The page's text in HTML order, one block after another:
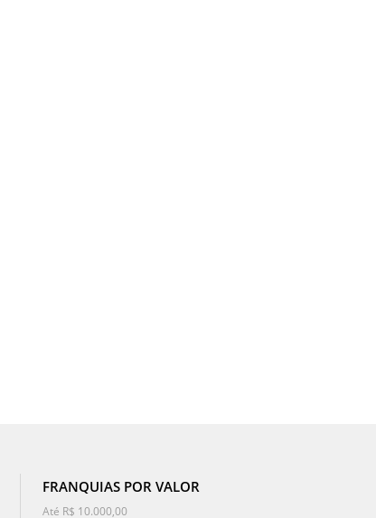
FRANQUIAS POR VALOR
Até R$ 10.000,00